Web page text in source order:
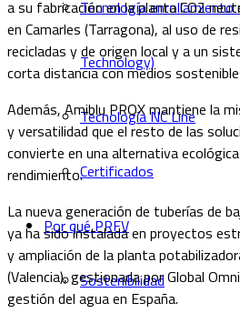
Tecnología
Technology)
Tecnología NC Line
Certificados
Por qué PRFV
Sostenibilidad
a su fabricación en la planta CO2
en Camarles (Tarragona), al uso de
recicladas y de origen local y a un
corta distancia con medios
Además, Amiblu PROX mantiene la
y versatilidad que el resto de las
convierte en una alternativa
rendimiento.
La nueva generación de tuberías de
ya ha sido instalada en proyectos
y ampliación de la planta
(Valencia), gestionada por Global
gestión del agua en España.